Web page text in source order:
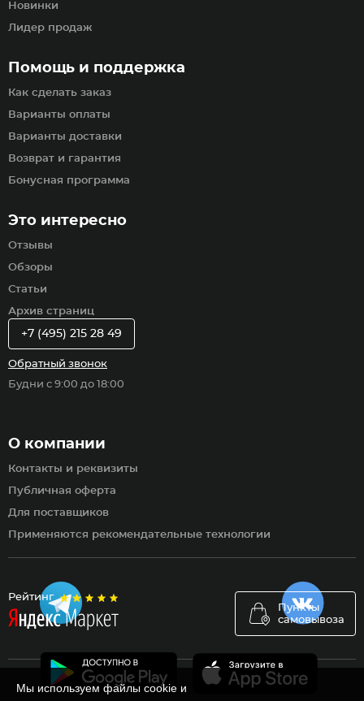
Рейтинг
Пункты
самовывоза
Помощь и поддержка
Как сделать заказ
Варианты оплаты
Варианты доставки
Возврат и гарантия
Бонусная программа
Новинки
Лидер продаж
Это интересно
Отзывы
Обзоры
Статьи
Архив страниц
О компании
Контакты и реквизиты
Публичная оферта
Для поставщиков
Применяются рекомендательные технологии
+7 (495) 215 28 49
Обратный звонок
Будни с 9:00 до 18:00
Мы используем файлы cookie и